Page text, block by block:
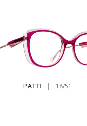
PATTI | 18/51